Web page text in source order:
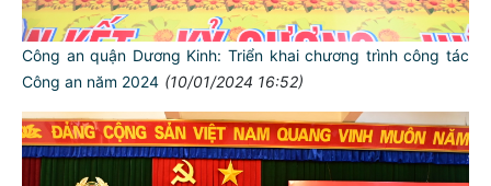
Công an quận Dương Kinh: Triển khai chương trình công tác
Công an năm 2024 (10/01/2024 16:52)